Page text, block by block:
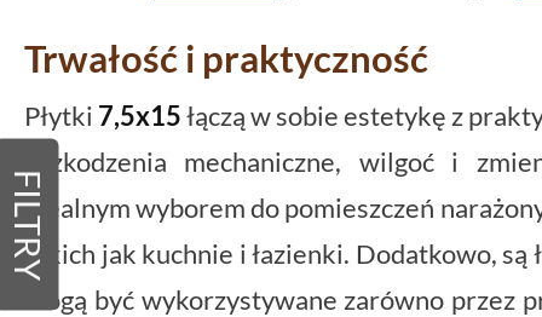
FILTRY
Trwałość i praktyczność
Płytki 7,5x15łączą w sobie estetykę z
uszkodzenia mechaniczne, wilgoć i
idealnym wyborem do pomieszczeń
takich jak kuchnie i łazienki. Dodatkowo, są
mogą być wykorzystywane zarówno